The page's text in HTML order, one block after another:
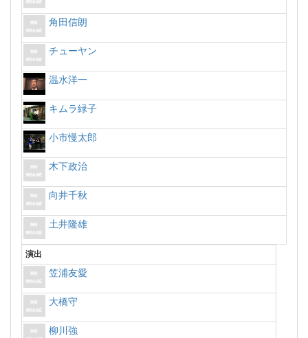
角田信朗
チューヤン
温水洋一
キムラ緑子
小市慢太郎
木下政治
向井千秋
土井隆雄
演出
笠浦友愛
大橋守
柳川強